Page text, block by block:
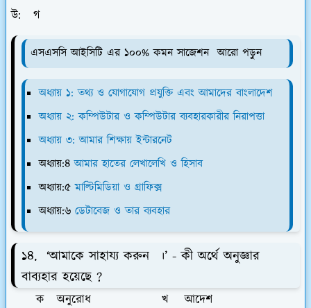
উ: গ
এসএসসি আইসিটি এর ১০০% কমন সাজেশন আরো পড়ুন
অধ্যায় ১: তথ্য ও যোগাযোগ প্রযুক্তি এবং আমাদের বাংলাদেশ
অধ্যায় ২: কম্পিউটার ও কম্পিউটার ব্যবহারকারীর নিরাপত্তা
অধ্যায় ৩: আমার শিক্ষায় ইন্টারনেট
অধ্যায়:৪আমার হাতের লেখালেখি ও হিসাব
অধ্যায়:৫মাল্টিমিডিয়া ও গ্রাফিক্স
অধ্যায়:৬ ডেটাবেজ ও তার ব্যবহার
১৪. ‘আমাকে সাহায্য করুন ।’ - কী অর্থে অনুজ্ঞার
বাব্যহার হয়েছে ?
ক অনুরোধ খ আদেশ